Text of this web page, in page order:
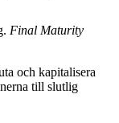
Final Maturity
och kapitalisera
till slutlig